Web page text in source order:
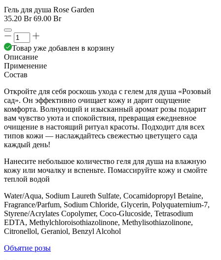
Гель для душа Rose Garden
35.20 Br 69.00 Br
Товар уже добавлен в корзину
Описание
Применение
Состав
Откройте для себя роскошь ухода с гелем для душа «Розовый
сад». Он эффективно очищает кожу и дарит ощущение
комфорта. Волнующий и изысканный аромат розы подарит
вам чувство уюта и спокойствия, превращая ежедневное
очищение в настоящий ритуал красоты. Подходит для всех
типов кожи — наслаждайтесь свежестью цветущего сада
каждый день!
Нанесите небольшое количество геля для душа на влажную
кожу или мочалку и вспеньте. Помассируйте кожу и смойте
теплой водой
Water/Aqua, Sodium Laureth Sulfate, Cocamidopropyl Betaine,
Fragrance/Parfum, Sodium Chloride, Glycerin, Polyquaternium-7,
Styrene/Acrylates Copolymer, Coco-Glucoside, Tetrasodium
EDTA, Methylchloroisothiazolinone, Methylisothiazolinone,
Citronellol, Geraniol, Benzyl Alcohol
Объятие розы